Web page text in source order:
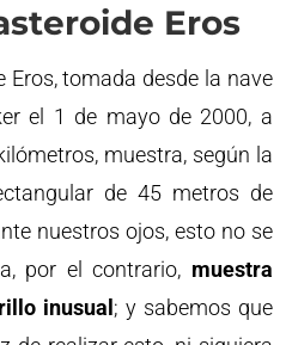
Eros
tomada desde la nave
el 1 de mayo de 2000, a
muestra, según la
de 45 metros de
nuestros ojos, esto no se
por el contrario, muestra
inusual; y sabemos que